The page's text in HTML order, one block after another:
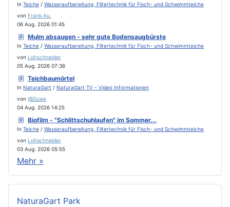
In Teiche / Wasseraufbereitung, Filtertechnik für Fisch- und Schwimmteiche
von Frank Au.
06 Aug. 2026 01:45
Mulm absaugen - sehr gute Bodensaugbürste
In Teiche / Wasseraufbereitung, Filtertechnik für Fisch- und Schwimmteiche
von Lohschneider
05 Aug. 2026 07:36
Teichbaumörtel
In NaturaGart / NaturaGart TV - Video Informationen
von lj80uwe
04 Aug. 2026 14:25
Biofilm - "Schlittschuhlaufen" im Sommer...
In Teiche / Wasseraufbereitung, Filtertechnik für Fisch- und Schwimmteiche
von Lohschneider
03 Aug. 2026 05:55
Mehr »
NaturaGart Park